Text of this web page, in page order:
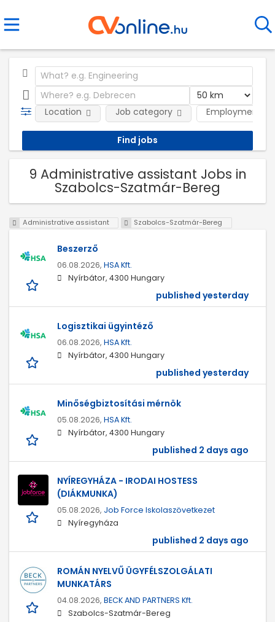
Employment
Location Job category
9 Administrative assistant Jobs in
Szabolcs-Szatmár-Bereg
Administrative assistant Szabolcs-Szatmár-Bereg
Beszerző
06.08.2026, HSA Kft.
Nyírbátor, 4300 Hungary
published yesterday
Logisztikai ügyintéző
06.08.2026, HSA Kft.
Nyírbátor, 4300 Hungary
published yesterday
Minőségbiztosítási mérnök
05.08.2026, HSA Kft.
Nyírbátor, 4300 Hungary
published 2 days ago
NYÍREGYHÁZA - IRODAI HOSTESS
(DIÁKMUNKA)
05.08.2026, Job Force Iskolaszövetkezet
Nyíregyháza
published 2 days ago
ROMÁN NYELVŰ ÜGYFÉLSZOLGÁLATI
MUNKATÁRS
04.08.2026, BECK AND PARTNERS Kft.
Szabolcs-Szatmár-Bereg